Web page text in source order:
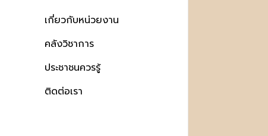
เกี่ยวกับหน่วยงาน
คลังวิชาการ
ประชาชนควรรู้
ติดต่อเรา